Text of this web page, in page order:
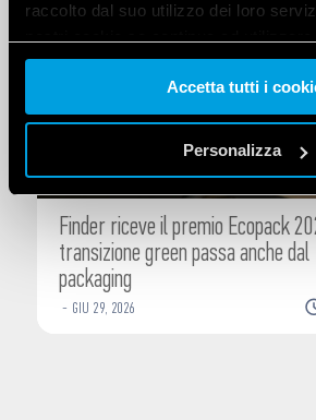
raccolto dal suo utilizzo dei loro
Vai alla Cookie Policy complet a
Accetta tutti i
Personalizza
Finder riceve il premio Ecopack
transizione green passa anche dal
packaging
- GIU 29, 2026